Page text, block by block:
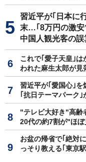
習近平が｢日本に
末…｢8万円の激安
中国人観光客の誤
これで｢愛子天皇｣
われた麻生太郎が見
習近平が｢愛国心｣
｢抗日テーマパーク
"テレビ大好き"高齢
20代の約7割が"ほ
お盆の帰省で｢絶対
っそり教える｢東京